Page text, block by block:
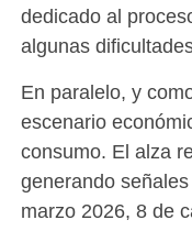
dedicado al
algunas
En paralelo, y
escenario
consumo. El alza
generando
marzo 2026, 8 de